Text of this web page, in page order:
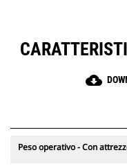
cloud_download
Peso operativo - Con